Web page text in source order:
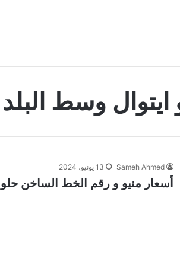
ايتوال وسط البلد
Sameh Ahmed 13 يونيو، 2024
أسعار منيو و رقم الخط الساخن